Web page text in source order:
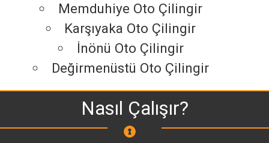
Memduhiye Oto Çilingir
Karşıyaka Oto Çilingir
İnönü Oto Çilingir
Değirmenüstü Oto Çilingir
Nasıl Çalışır?